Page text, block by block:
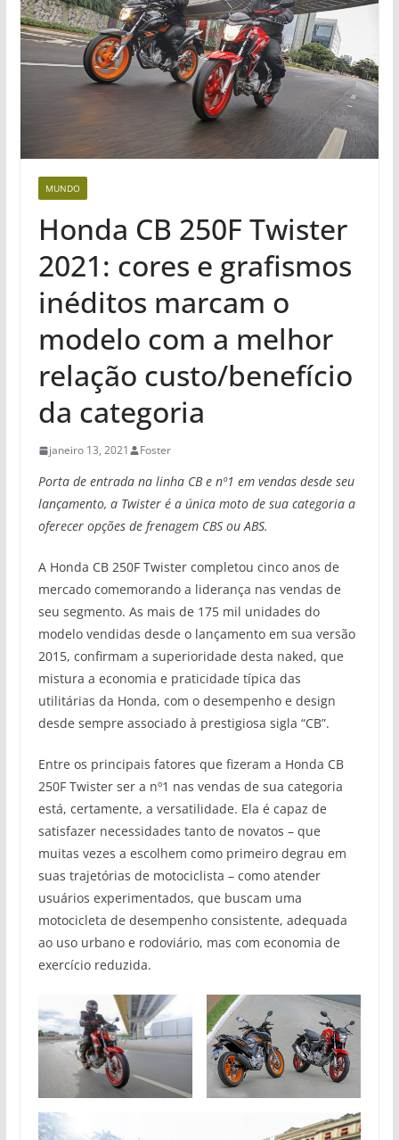
MUNDO
Honda CB 250F Twister
2021: cores e grafismos
inéditos marcam o
modelo com a melhor
relação custo/benefício
da categoria
janeiro 13, 2021 Foster
Porta de entrada na linha CB e nº1 em vendas desde seu
lançamento, a Twister é a única moto de sua categoria a
oferecer opções de frenagem CBS ou ABS.
A Honda CB 250F Twister completou cinco anos de
mercado comemorando a liderança nas vendas de
seu segmento. As mais de 175 mil unidades do
modelo vendidas desde o lançamento em sua versão
2015, confirmam a superioridade desta naked, que
mistura a economia e praticidade típica das
utilitárias da Honda, com o desempenho e design
desde sempre associado à prestigiosa sigla “CB”.
Entre os principais fatores que fizeram a Honda CB
250F Twister ser a nº1 nas vendas de sua categoria
está, certamente, a versatilidade. Ela é capaz de
satisfazer necessidades tanto de novatos – que
muitas vezes a escolhem como primeiro degrau em
suas trajetórias de motociclista – como atender
usuários experimentados, que buscam uma
motocicleta de desempenho consistente, adequada
ao uso urbano e rodoviário, mas com economia de
exercício reduzida.